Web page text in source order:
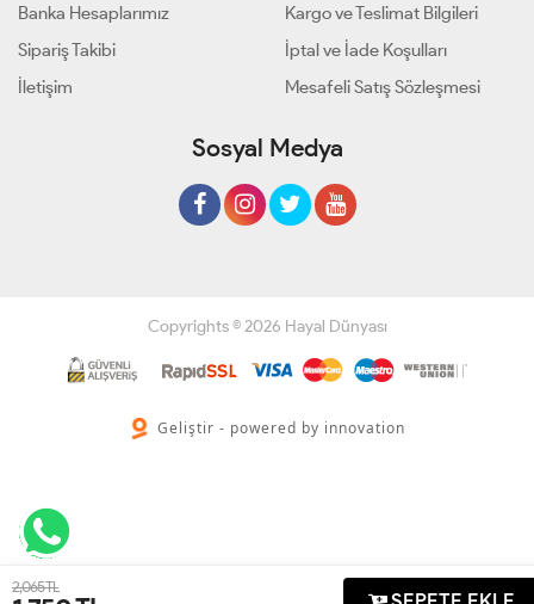
2,065 TL
Banka Hesaplarımız
Sipariş Takibi
İletişim
Kargo ve Teslimat Bilgileri
İptal ve İade Koşulları
Mesafeli Satış Sözleşmesi
Sosyal Medya
Copyrights © 2026 Hayal Dünyası
Geliştir - powered by innovation